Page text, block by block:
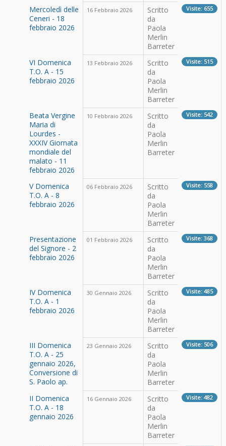
Mercoledì delle
Ceneri - 18
febbraio 2026
16 Febbraio 2026
Scritto
da
Paola
Merlin
Barreter
Visite: 655
VI Domenica
T.O. A - 15
febbraio 2026
13 Febbraio 2026
Scritto
da
Paola
Merlin
Barreter
Visite: 515
Beata Vergine
Maria di
Lourdes -
XXXIV Giornata
mondiale del
malato - 11
febbraio 2026
10 Febbraio 2026
Scritto
da
Paola
Merlin
Barreter
Visite: 542
V Domenica
T.O. A - 8
febbraio 2026
06 Febbraio 2026
Scritto
da
Paola
Merlin
Barreter
Visite: 558
Presentazione
del Signore - 2
febbraio 2026
01 Febbraio 2026
Scritto
da
Paola
Merlin
Barreter
Visite: 368
IV Domenica
T.O. A - 1
febbraio 2026
30 Gennaio 2026
Scritto
da
Paola
Merlin
Barreter
Visite: 485
III Domenica
T.O. A - 25
gennaio 2026,
Conversione di
S. Paolo ap.
23 Gennaio 2026
Scritto
da
Paola
Merlin
Barreter
Visite: 506
II Domenica
T.O. A - 18
gennaio 2026
16 Gennaio 2026
Scritto
da
Paola
Merlin
Barreter
Visite: 482